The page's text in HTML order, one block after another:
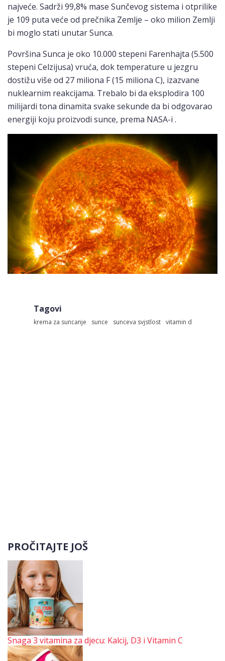
najveće. Sadrži 99,8% mase Sunčevog sistema i otprilike
je 109 puta veće od prečnika Zemlje – oko milion Zemlji
bi moglo stati unutar Sunca.
Površina Sunca je oko 10.000 stepeni Farenhajta (5.500
stepeni Celzijusa) vruća, dok temperature u jezgru
dostižu više od 27 miliona F (15 miliona C), izazvane
nuklearnim reakcijama. Trebalo bi da eksplodira 100
milijardi tona dinamita svake sekunde da bi odgovarao
energiji koju proizvodi sunce, prema NASA-i .
Tagovi
krema za suncanje sunce sunceva svjstlost vitamin d
PROČITAJTE JOŠ
Snaga 3 vitamina za djecu: Kalcij, D3 i Vitamin C